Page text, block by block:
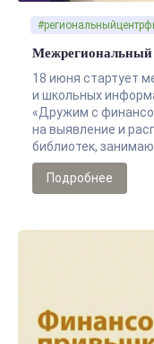
18 июня стартует
и школьных
«Дружим с
на выявление и
библиотек,
Подробнее